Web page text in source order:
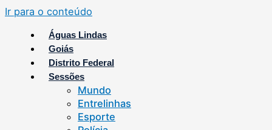
Ir para o conteúdo
Águas Lindas
Goiás
Distrito Federal
Sessões
Mundo
Entrelinhas
Esporte